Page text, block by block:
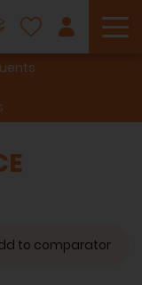
to comparator